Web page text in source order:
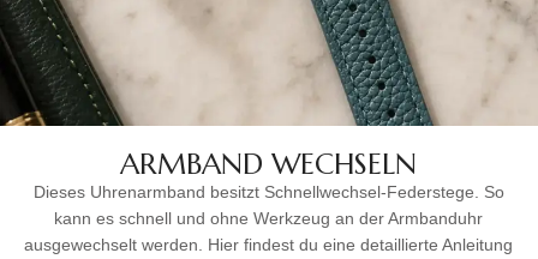
ARMBAND WECHSELN
Dieses Uhrenarmband besitzt Schnellwechsel-Federstege. So
kann es schnell und ohne Werkzeug an der Armbanduhr
ausgewechselt werden. Hier findest du eine detaillierte Anleitung